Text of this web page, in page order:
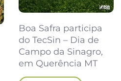
Boa Safra participa
do TecSin – Dia de
Campo da Sinagro,
em Querência MT